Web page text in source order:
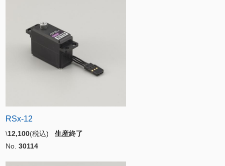
RSx-12
\12,100(税込) 生産終了
No. 30114